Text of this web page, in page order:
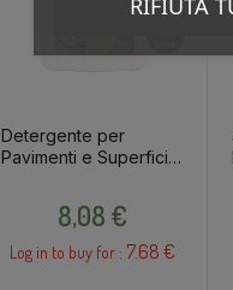
Detergente per
Pavimenti e Superfici
8,08 €
Log in to buy for : 7.68 €
RIFIUTA